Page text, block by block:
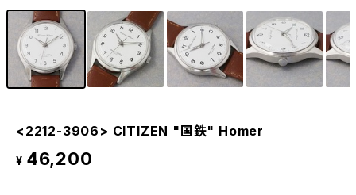
<2212-3906> CITIZEN "国鉄" Homer
¥ 46,200